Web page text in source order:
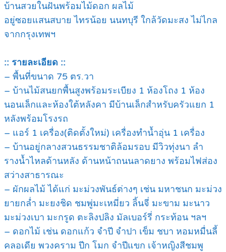
บ้านสวยในฝันพร้อมไม้ดอก ผลไม้
อยู่ซอยแสนสบาย ไทรน้อย นนทบุรี ใกล้วัดมะสง ไม่ไกล
จากกรุงเทพฯ
:: รายละเอียด ::
– พื้นที่ขนาด 75 ตร.วา
– บ้านไม้สนยกพื้นสูงพร้อมระเบียง 1 ห้องโถง 1 ห้อง
นอนเล็กและห้องใต้หลังคา มีบ้านเล็กสำหรับครัวแยก 1
หลังพร้อมโรงรถ
– แอร์ 1 เครื่อง(ติดตั้งใหม่) เครื่องทำน้ำอุ่น 1 เครื่อง
– บ้านอยู่กลางสวนธรรมชาติล้อมรอบ มีวิวทุ่งนา ลำ
รางน้ำไหลด้านหลัง ด้านหน้าถนนลาดยาง พร้อมไฟส่อง
สว่างสาธารณะ
– ผักผลไม้ ได้แก่ มะม่วงพันธ์ต่างๆ เช่น มหาชนก มะม่วง
ยายกล่ำ มะยงชิด ชมพู่มะเหมี่ยว ลิ้นจี่ มะขาม มะนาว
มะม่วงเบา มะกรูด ตะลิงปลิง มัลเบอร์รี่ กระท้อน ฯลฯ
– ดอกไม้ เช่น ดอกแก้ว จำปี จำปา เข็ม ชบา หอมหมื่นลี้
คลอเดีย พวงคราม ปีก โมก จำปีแขก เจ้าหญิงสีชมพู